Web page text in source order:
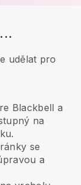
udělat pro
Blackbell a
na
se
a